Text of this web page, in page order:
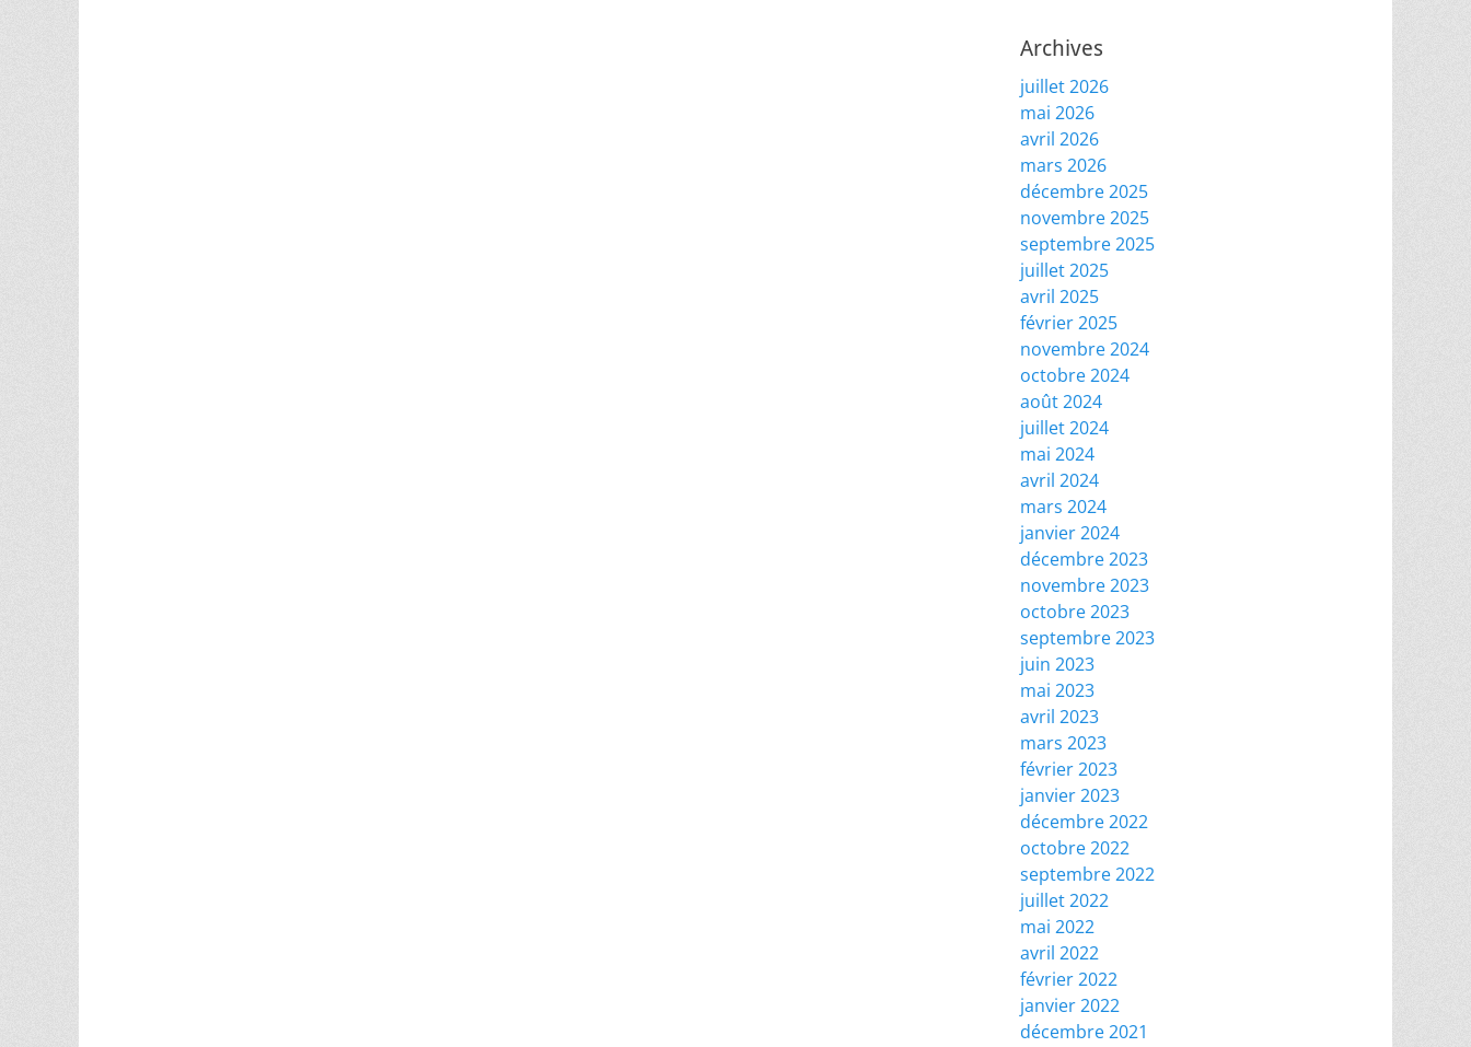
Archives
juillet 2026
mai 2026
avril 2026
mars 2026
décembre 2025
novembre 2025
septembre 2025
juillet 2025
avril 2025
février 2025
novembre 2024
octobre 2024
août 2024
juillet 2024
mai 2024
avril 2024
mars 2024
janvier 2024
décembre 2023
novembre 2023
octobre 2023
septembre 2023
juin 2023
mai 2023
avril 2023
mars 2023
février 2023
janvier 2023
décembre 2022
octobre 2022
septembre 2022
juillet 2022
mai 2022
avril 2022
février 2022
janvier 2022
décembre 2021